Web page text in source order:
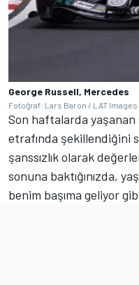
George Russell, Mercedes
Fotoğraf: Lars Baron / LAT
Son haftalarda yaşanan
etrafında şekillendiğini
şanssızlık olarak
sonuna baktığınızda,
benim başıma geliyor